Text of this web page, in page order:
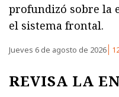
profundizó sobre la
el sistema frontal.
Jueves 6 de agosto de 2026
REVISA LA